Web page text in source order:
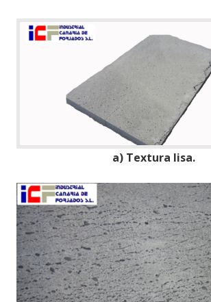
a) Textura lisa.